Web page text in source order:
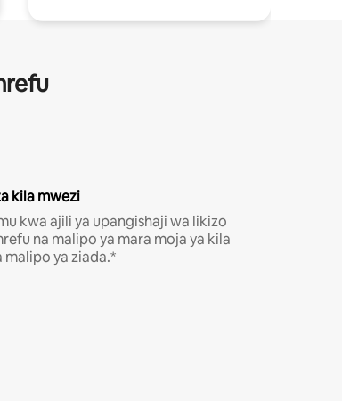
kila mwezi
kwa ajili ya upangishaji wa likizo
na malipo ya mara moja ya kila
malipo ya ziada.*